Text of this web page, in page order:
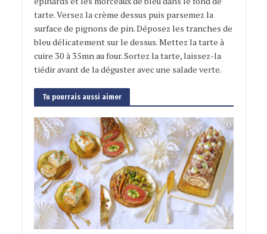
tarte. Versez la crème dessus puis parsemez la
surface de pignons de pin. Déposez les tranches de
bleu délicatement sur le dessus. Mettez la tarte à
cuire 30 à 35mn au four. Sortez la tarte, laissez-la
tiédir avant de la déguster avec une salade verte.
Tu pourrais aussi aimer